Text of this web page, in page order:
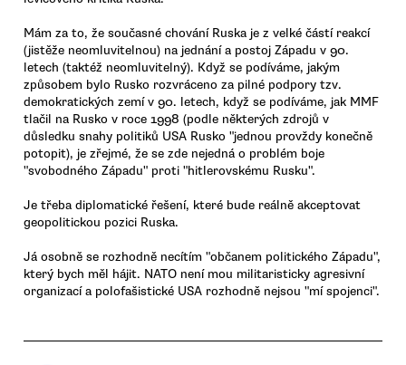
Mám za to, že současné chování Ruska je z velké částí reakcí
(jistěže neomluvitelnou) na jednání a postoj Západu v 90.
letech (taktéž neomluvitelný). Když se podíváme, jakým
způsobem bylo Rusko rozvráceno za pilné podpory tzv.
demokratických zemí v 90. letech, když se podíváme, jak MMF
tlačil na Rusko v roce 1998 (podle některých zdrojů v
důsledku snahy politiků USA Rusko "jednou provždy konečně
potopit), je zřejmé, že se zde nejedná o problém boje
"svobodného Západu" proti "hitlerovskému Rusku".
Je třeba diplomatické řešení, které bude reálně akceptovat
geopolitickou pozici Ruska.
Já osobně se rozhodně necítím "občanem politického Západu",
který bych měl hájit. NATO není mou militaristicky agresivní
organizací a polofašistické USA rozhodně nejsou "mí spojenci".